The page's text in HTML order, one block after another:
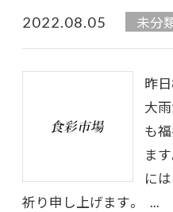
2022.08.05 未分
昨
大
も
ま
に
祈り申し上げます。 ...